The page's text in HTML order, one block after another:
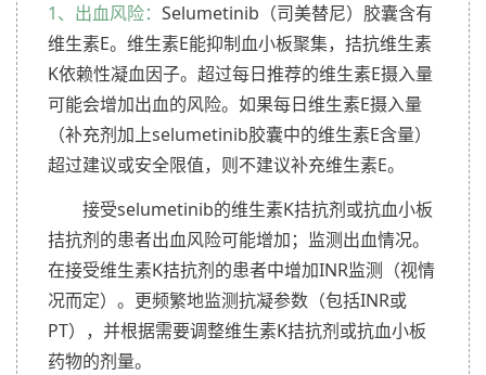
1、出血风险： Selumetinib（司美替尼）胶囊含有
维生素E。维生素E能抑制血小板聚集，拮抗维生素
K依赖性凝血因子。超过每日推荐的维生素E摄入量
可能会增加出血的风险。如果每日维生素E摄入量
（补充剂加上selumetinib胶囊中的维生素E含量）
超过建议或安全限值，则不建议补充维生素E。
接受selumetinib的维生素K拮抗剂或抗血小板
拮抗剂的患者出血风险可能增加；监测出血情况。
在接受维生素K拮抗剂的患者中增加INR监测（视情
况而定）。更频繁地监测抗凝参数（包括INR或
PT），并根据需要调整维生素K拮抗剂或抗血小板
药物的剂量。